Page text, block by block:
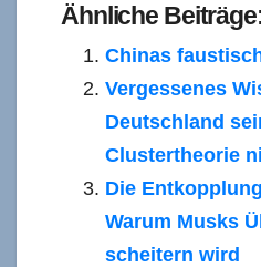
Ähnliche
Chinas
Vergessenes
Deutschland
Clustertheorie
Die
Warum Musks
scheitern wird